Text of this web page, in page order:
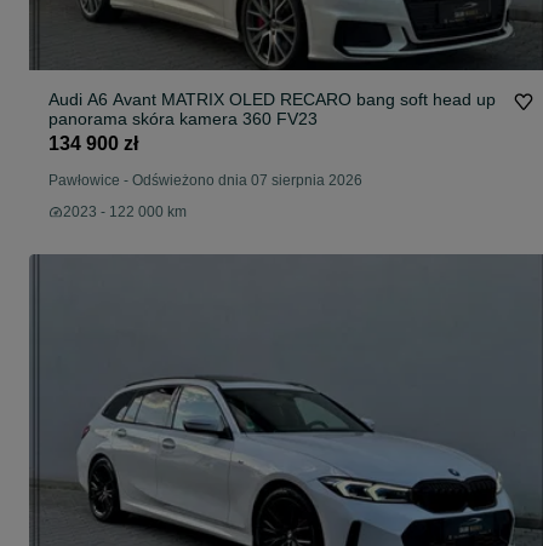
Audi A6 Avant MATRIX OLED RECARO bang soft head up
panorama skóra kamera 360 FV23
134 900 zł
Pawłowice - Odświeżono dnia 07 sierpnia 2026
2023 - 122 000 km